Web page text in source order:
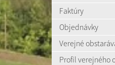
Faktúry
Objednávky
Verejné
Profil verejného